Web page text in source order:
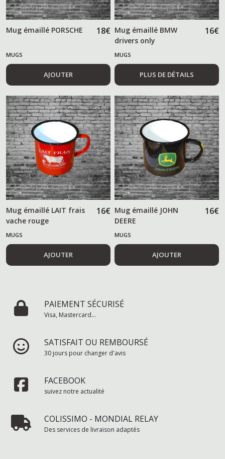
Mug émaillé PORSCHE 18€
MUGS
AJOUTER
Mug émaillé BMW
drivers only
16€
MUGS
PLUS DE DÉTAILS
Mug émaillé LAIT frais
vache rouge
16€
MUGS
AJOUTER
Mug émaillé JOHN
DEERE
16€
MUGS
AJOUTER
PAIEMENT SÉCURISÉ
Visa, Mastercard...
SATISFAIT OU REMBOURSÉ
30 jours pour changer d'avis
FACEBOOK
suivez notre actualité
COLISSIMO - MONDIAL RELAY
Des services de livraison adaptés